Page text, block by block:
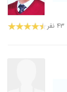
۴۳ نفر